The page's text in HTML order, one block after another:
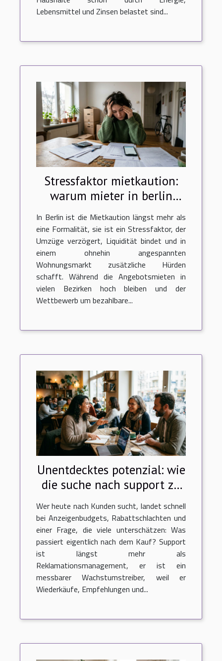
Lebensmittel und Zinsen belastet sind...
Stressfaktor mietkaution:
warum mieter in berlin
neue wege gehen
In Berlin ist die Mietkaution längst mehr als
eine Formalität, sie ist ein Stressfaktor, der
Umzüge verzögert, Liquidität bindet und in
einem ohnehin angespannten
Wohnungsmarkt zusätzliche Hürden
schafft. Während die Angebotsmieten in
vielen Bezirken hoch bleiben und der
Wettbewerb um bezahlbare...
Unentdecktes potenzial: wie
die suche nach support zu
neuen kunden führt
Wer heute nach Kunden sucht, landet schnell
bei Anzeigenbudgets, Rabattschlachten und
einer Frage, die viele unterschätzen: Was
passiert eigentlich nach dem Kauf? Support
ist längst mehr als
Reklamationsmanagement, er ist ein
messbarer Wachstumstreiber, weil er
Wiederkäufe, Empfehlungen und...